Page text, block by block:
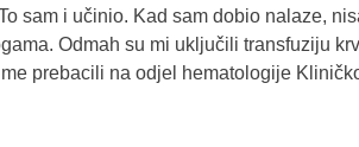
sam i učinio. Kad sam dobio nalaze,
Odmah su mi uključili transfuziju
prebacili na odjel hematologije